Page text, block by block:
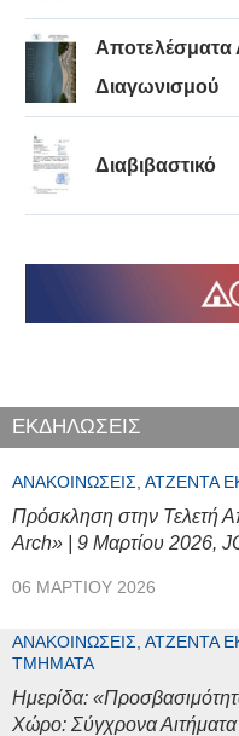
Αποτελέσματα
Διαγωνισμού
Διαβιβαστικό
ΕΚΔΗΛΩΣΕΙΣ
ΑΝΑΚΟΙΝΏΣΕΙΣ, ΑΤΖΈΝΤΑ
Πρόσκληση στην Τελετή
Arch» | 9 Μαρτίου 2026,
06 ΜΑΡΤΊΟΥ 2026
ΑΝΑΚΟΙΝΏΣΕΙΣ, ΑΤΖΈΝΤΑ
ΤΜΉΜΑΤΑ
Ημερίδα:
Χώρο: Σύγχρονα Αιτήματα